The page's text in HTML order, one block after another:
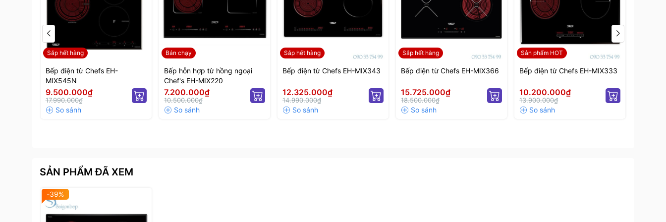
Vùng hồng ngoại:
dùng được tất cả loại nồi (kể cả nồi đất, thủy tinh), thích hợp để nướng thực
phẩm trực tiếp trên mặt bếp, tiện lợi và đa năng.
Người dùng dễ dàng lựa chọn vùng nấu phù hợp với từng món ăn và loại nồi, tối ưu hóa hiệu quả nấu
nướng.
Sắp hết hàng
Bếp điện từ Chefs EH-
MIX545N
9.500.000₫
17.990.000₫
Bán chạy
Bếp hỗn hợp từ hồng ngoại
Chef's EH-MIX220
7.200.000₫
10.500.000₫
Sắp hết hàng
Bếp điện từ Chefs EH-MIX343
12.325.000₫
14.990.000₫
Sắp hết hàng
Bếp điện từ Chefs EH-MIX366
15.725.000₫
18.500.000₫
Sản phẩm HOT
Bếp điện từ Chefs EH-MIX333
10.200.000₫
13.900.000₫
SẢN PHẨM ĐÃ XEM
-39%